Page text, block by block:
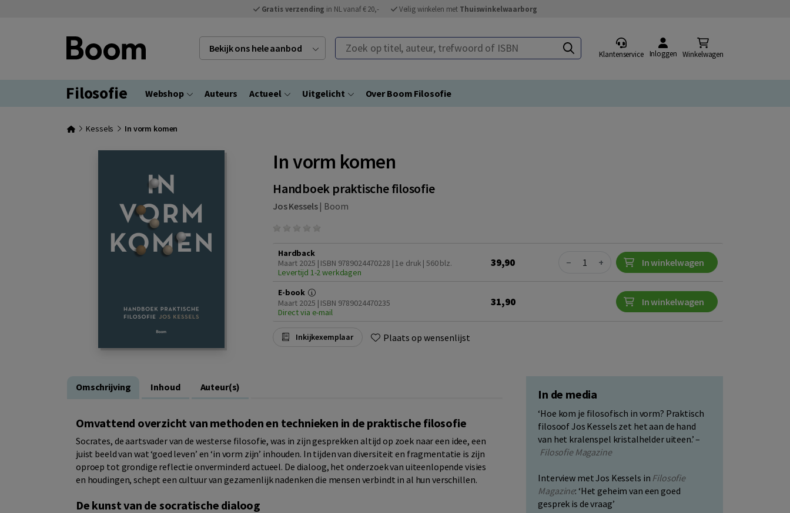
Gratis verzending in NL vanaf € 20,- Veilig winkelen met Thuiswinkelwaarborg
Bekijk ons hele aanbod Zoek op titel, auteur, trefwoord of ISBN
Klantenservice Inloggen Winkelwagen
Filosofie Webshop Auteurs Actueel Uitgelicht Over Boom Filosofie
Kessels In vorm komen
In vorm komen
Handboek praktische filosofie
Jos Kessels| Boom
Hardback
Maart 2025 | ISBN 9789024470228 | 1e druk | 560 blz.
Levertijd 1-2 werkdagen
39,90 Quantity
− + In winkelwagen
E-book
Maart 2025 | ISBN 9789024470235
Direct via e-mail
31,90 In winkelwagen
Inkijkexemplaar Plaats op wensenlijst
Omschrijving Inhoud Auteur(s)
Omvattend overzicht van methoden en technieken in de praktische filosofie
Socrates, de aartsvader van de westerse filosofie, was in zijn gesprekken altijd op zoek naar een idee, een
juist beeld van wat ‘goed leven’ en ‘in vorm zijn’ inhouden. In tijden van diversiteit en fragmentatie is zijn
oproep tot grondige reflectie onverminderd actueel. De dialoog, het onderzoek van uiteenlopende visies
en houdingen, schept een cultuur van gezamenlijk nadenken die mensen verbindt in al hun verschillen.
De kunst van de socratische dialoog
In de media
‘Hoe kom je filosofisch in vorm? Praktisch
filosoof Jos Kessels zet het aan de hand
van het kralenspel kristalhelder uiteen.’ –
Filosofie Magazine
Interview met Jos Kessels in Filosofie
Magazine: ‘Het geheim van een goed
gesprek is de vraag’